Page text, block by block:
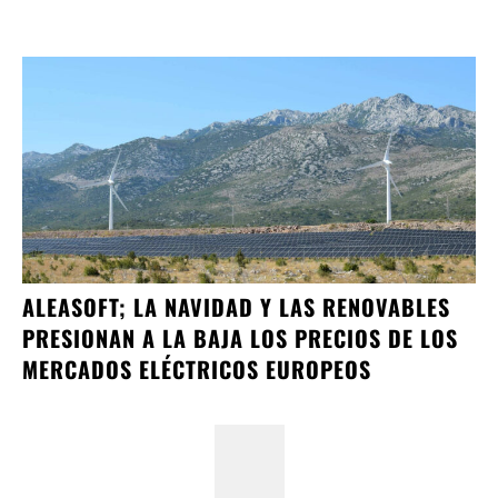
ALEASOFT; LA NAVIDAD Y LAS RENOVABLES
PRESIONAN A LA BAJA LOS PRECIOS DE LOS
MERCADOS ELÉCTRICOS EUROPEOS